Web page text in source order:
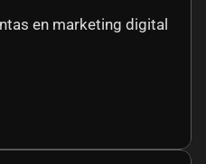
en marketing digital